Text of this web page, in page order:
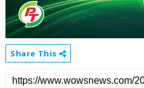
Share This